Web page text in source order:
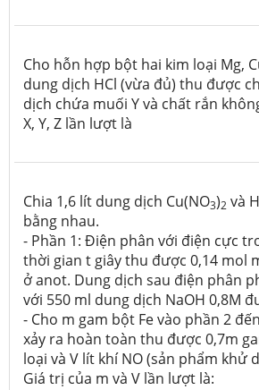
Cho hỗn hợp bột hai kim loại Mg,
dung dịch HCl (vừa đủ) thu được
dịch chứa muối Y và chất rắn
X, Y, Z lần lượt là
Chia 1,6 lít dung dịch Cu(NO3)2 và
bằng nhau.
- Phần 1: Điện phân với điện cực
thời gian t giây thu được 0,14 mol
ở anot. Dung dịch sau điện phân
với 550 ml dung dịch NaOH 0,8M
- Cho m gam bột Fe vào phần 2
xảy ra hoàn toàn thu được 0,7m
loại và V lít khí NO (sản phẩm khử
Giá trị của m và V lần lượt là: